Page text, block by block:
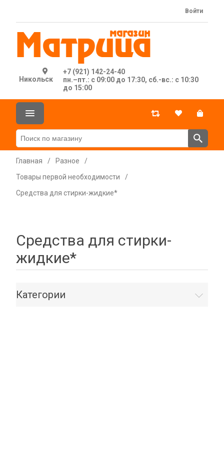
Никольск
+7 (921) 142-24-40
пн.–пт.: с 09:00 до 17:30, сб.-вс.: с 10:30
до 15:00
Войти
Главная / Разное
/
Товары первой необходимости
/
Средства для стирки-жидкие*
Средства для стирки-
жидкие*
Категории